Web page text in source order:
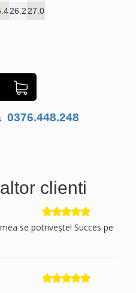
26.2 27.0
0376.448.248
clienti
se potrivește! Succes pe